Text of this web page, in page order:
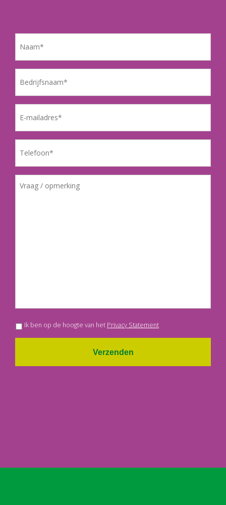
Ik ben op de hoogte van het Privacy Statement
Verzenden